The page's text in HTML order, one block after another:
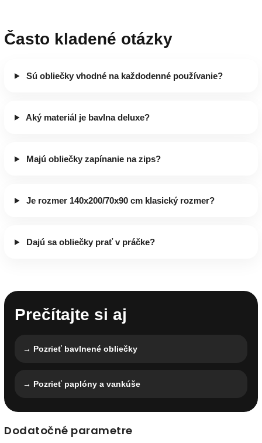
Často kladené otázky
Sú obliečky vhodné na každodenné používanie?
Aký materiál je bavlna deluxe?
Majú obliečky zapínanie na zips?
Je rozmer 140x200/70x90 cm klasický rozmer?
Dajú sa obliečky prať v práčke?
Prečítajte si aj
→ Pozrieť bavlnené obliečky
→ Pozrieť paplóny a vankúše
Dodatočné parametre